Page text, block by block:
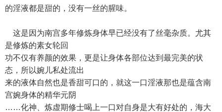
的淫液都是甜的，没有一丝的腥味。
这是因为南宫多年修炼身体早已经没有了丝毫杂质。尤其
是修炼的素女轮回
功不仅有养颜的效果，更是让身体各部位达到最完美的状
态，所以婉儿私处流出
来的液体自然也是香甜可口的，就这一口淫液那也是蕴含南
宫婉身体的精华元阴
……化神、炼虚期修士喝上一口对自身是大有好处的，海大